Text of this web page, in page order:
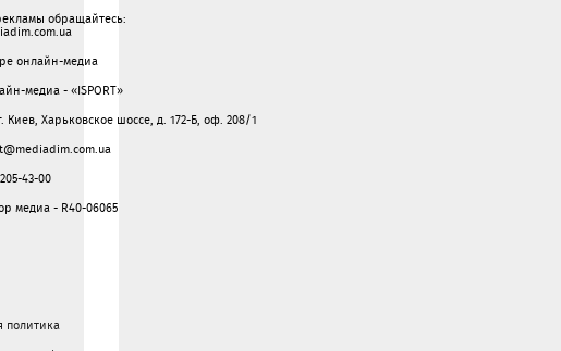
обращайтесь:
онлайн-медиа
медиа - «ISPORT»
Киев, Харьковское шоссе, д. 172-Б, оф. 208/1
43-00
медиа - R40-06065
политика